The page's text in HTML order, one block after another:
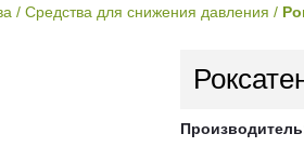
/ Средства для снижения давления /